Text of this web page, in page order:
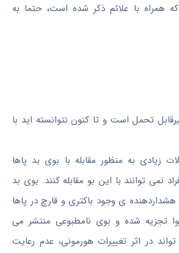
همراه با علائم ذکر شده است، حتما به
تحمل است و تا کنون نتوانسته اید با
زیادی به منظور مقابله با بوی بد پاها
نمی توانند با این بو مقابله کنند. بوی بد
ی وجود باکتری و قارچ در پاها
تجزیه شده و بوی نامطبوعی منتشر می
در اثر تغییرات هورمونی، عدم رعایت